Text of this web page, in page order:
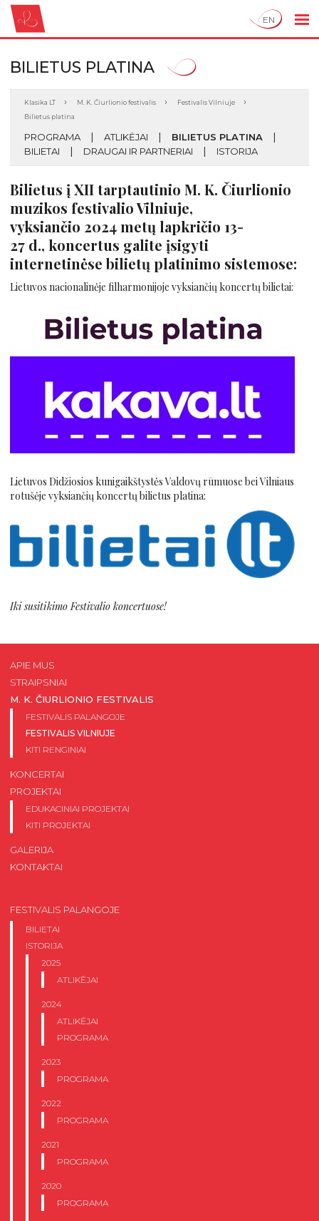
EN
BILIETUS PLATINA
Klasika LT M. K. Čiurlionio festivalis
Festivalis Vilniuje
Bilietus platina
PROGRAMA ATLIKĖJAI
BILIETUS PLATINA
BILIETAI
DRAUGAI IR PARTNERIAI ISTORIJA
Bilietus į XII tarptautinio M. K. Čiurlionio
muzikos festivalio Vilniuje,
vyksiančio 2024 metų lapkričio 13-
27 d., koncertus galite įsigyti
internetinėse bilietų platinimo sistemose:
Lietuvos nacionalinėje filharmonijoje vyksiančių koncertų bilietai:
Lietuvos Didžiosios kunigaikštystės Valdovų rūmuose bei Vilniaus
rotušėje vyksiančių koncertų bilietus platina:
Iki susitikimo Festivalio koncertuose!
APIE MUS
STRAIPSNIAI
M. K. ČIURLIONIO FESTIVALIS
FESTIVALIS PALANGOJE
FESTIVALIS VILNIUJE
KITI RENGINIAI
KONCERTAI
PROJEKTAI
EDUKACINIAI PROJEKTAI
KITI PROJEKTAI
GALERIJA
KONTAKTAI
FESTIVALIS PALANGOJE
BILIETAI
ISTORIJA
2025
ATLIKĖJAI
2024
ATLIKĖJAI
PROGRAMA
2023
PROGRAMA
2022
PROGRAMA
2021
PROGRAMA
2020
PROGRAMA